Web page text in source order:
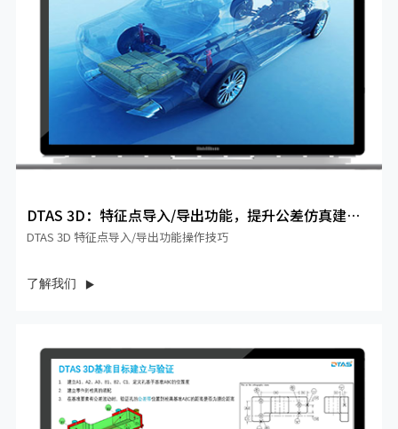
DTAS 3D：特征点导入/导出功能，提升公差仿真建模
效率
DTAS 3D 特征点导入/导出功能操作技巧
了解我们